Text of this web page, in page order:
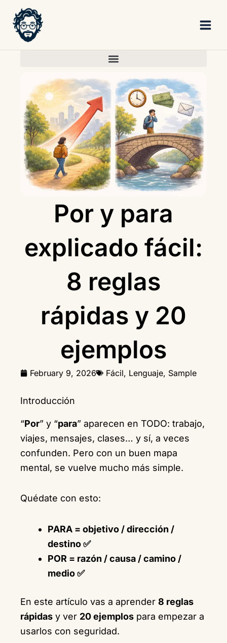
content
Por y para
explicado fácil:
8 reglas
rápidas y 20
ejemplos
February 9, 2026 Fácil, Lenguaje, Sample
Introducción
“Por” y “para” aparecen en TODO: trabajo,
viajes, mensajes, clases… y sí, a veces
confunden. Pero con un buen mapa
mental, se vuelve mucho más simple.
Quédate con esto:
PARA = objetivo / dirección /
destino ✅
POR = razón / causa / camino /
medio ✅
En este artículo vas a aprender 8 reglas
rápidas y ver 20 ejemplos para empezar a
usarlos con seguridad.